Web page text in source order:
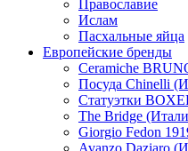
Православие
Ислам
Пасхальные яйца
Европейские бренды
Ceramiche
Посуда Chinelli
Статуэтки
The Bridge
Giorgio Fedon
Avanzo Daziaro